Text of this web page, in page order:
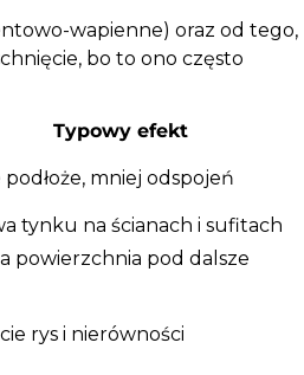
wapienne) oraz od tego,
bo to ono często
Typowy efekt
podłoże, mniej odspojeń
tynku na ścianach i sufitach
powierzchnia pod dalsze
rys i nierówności